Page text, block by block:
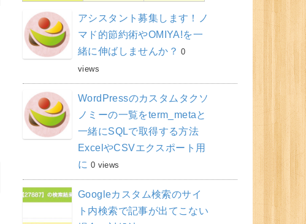
アシスタント募集します！ノ
マド的節約術やOMIYA!を一
緒に伸ばしませんか？ 0
views
WordPressのカスタムタクソ
ノミーの一覧をterm_metaと
一緒にSQLで取得する方法
ExcelやCSVエクスポート用
に 0 views
Googleカスタム検索のサイ
ト内検索で記事が出てこない